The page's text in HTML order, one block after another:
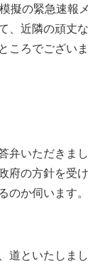
擬の緊急速報メ
、近隣の頑丈な
ころでございま
弁いただきまし
府の方針を受け
のか伺います。
道といたしまし